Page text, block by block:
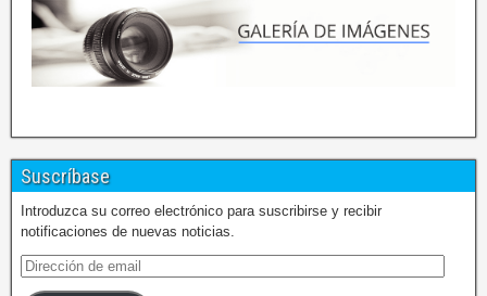
Suscríbase
Introduzca su correo electrónico para suscribirse y recibir
notificaciones de nuevas noticias.